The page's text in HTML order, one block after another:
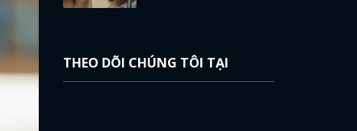
THEO DÕI CHÚNG TÔI TẠI